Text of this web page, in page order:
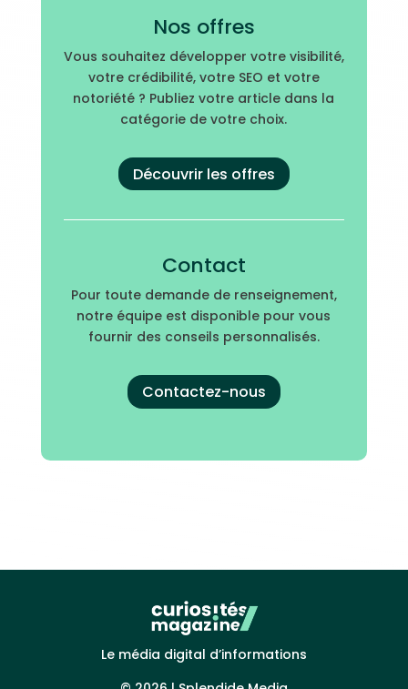
Nos offres
Vous souhaitez développer votre visibilité,
votre crédibilité, votre SEO et votre
notoriété ? Publiez votre article dans la
catégorie de votre choix.
Découvrir les offres
Contact
Pour toute demande de renseignement,
notre équipe est disponible pour vous
fournir des conseils personnalisés.
Contactez-nous
Le média digital d’informations